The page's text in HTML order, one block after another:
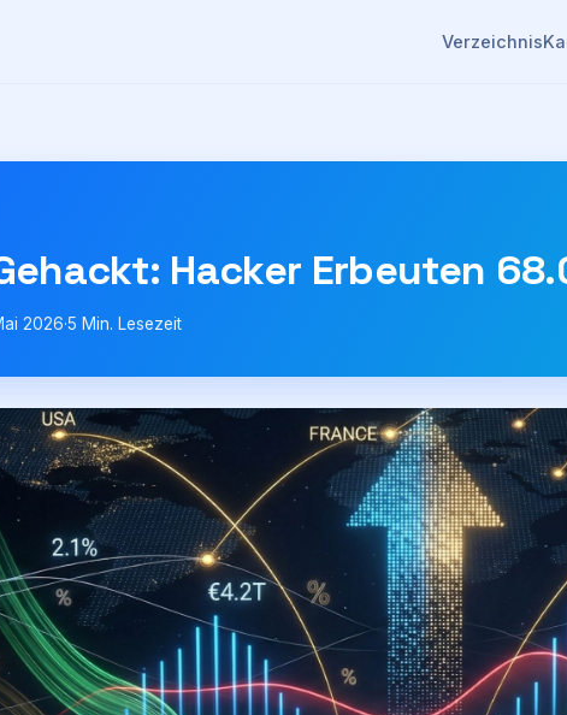
Verzeichnis
Hacker Erbeuten
2026·5 Min. Lesezeit